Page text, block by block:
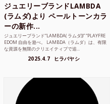
ジュエリーブランドLAMBDA
(ラムダ)より ペールトーンカラ
ーの新作...
ジュエリーブランド“LAMBDA( ラムダ))” “PLAYFRE
EDOM 自由を遊べ。 LAMBDA（ラムダ）は、有限
な資源を無限のクリエイティブで追...
2025.4.7 ヒラバヤシ